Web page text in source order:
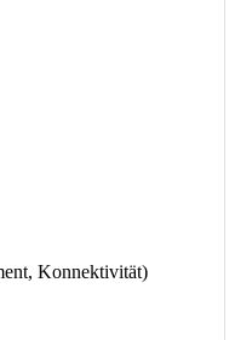
Konnektivität)